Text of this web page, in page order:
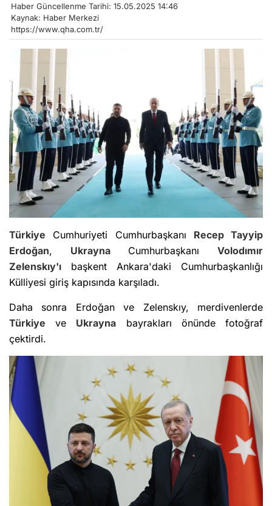
Haber Güncellenme Tarihi: 15.05.2025 14:46
Kaynak: Haber Merkezi
https://www.qha.com.tr/
Türkiye Cumhuriyeti Cumhurbaşkanı Recep Tayyip
Erdoğan, UkraynaCumhurbaşkanıVolodımır
Zelenskıy'ı başkent Ankara'daki Cumhurbaşkanlığı
Külliyesi giriş kapısında karşıladı.
Daha sonra Erdoğan ve Zelenskıy, merdivenlerde
Türkiye ve Ukrayna bayrakları önünde fotoğraf
çektirdi.